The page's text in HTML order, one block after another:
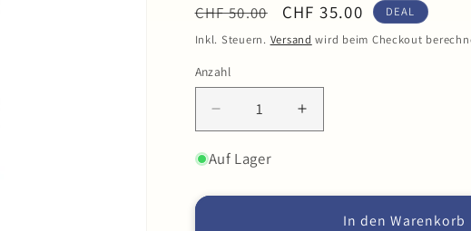
Normaler
Preis
CHF 50.00 Verkaufspreis
CHF 35.00
DEAL
Inkl. Steuern. Versand wird beim Checkout
Anzahl
Anzahl
Verringere
die
Menge
Jersey
Erhöhe
die
Jersey
Fusion
Auf Lager
In den Warenkorb